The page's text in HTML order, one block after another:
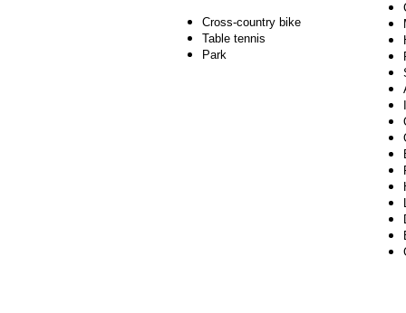
Cross-country bike
Table tennis
Park